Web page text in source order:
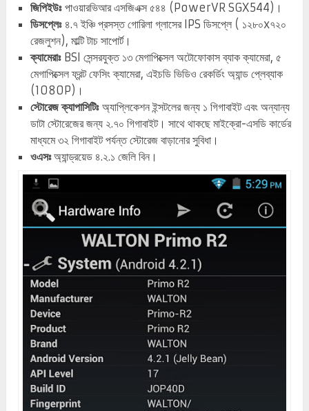
জিপিইউঃপাওয়ারভিআর এসজিএক্স ৫৪৪ (PowerVR SGX544)।
ডিসপ্লেঃ৪.৭ ইঞ্চি প্রসস্ত গোরিলা গ্লাসের IPS ডিসপ্লে ( ১২৮০x৭২০
রেজলুশন), মাল্টি টাচ সাপোর্ট।
ক্যামেরাঃBSI সেন্সরযুক্ত ১৩ মেগাপিক্সেল অটোফোকাস ব্যাক ক্যামেরা, ৫
মেগাপিক্সেল ফ্রন্ট ফেসিং ক্যামেরা, এইচডি ভিডিও রেকর্ডিং অ্যান্ড প্লেব্যাক
(1080P)।
স্টোরেজ ক্যাপাসিটিঃঅ্যাপ্লিকেশন ইন্সটলের জন্য ১ গিগাবাইট এবং অন্যান্য
ডাটা স্টোরেজের জন্য ২.৭০ গিগাবাইট। সাথে থাকছে মাইক্রো-এসডি কার্ডের
মাধ্যমে ৩২ গিগাবাইট পর্যন্ত স্টোরেজ বাড়ানোর সুবিধা।
ওএসঃঅ্যান্ড্রয়েড ৪.২.১ জেলি বিন।